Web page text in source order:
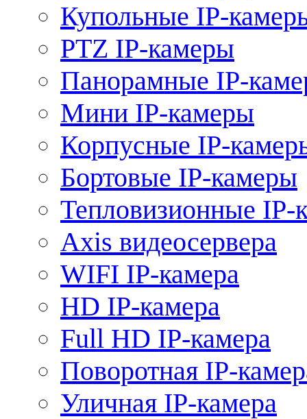
Купольные IP-
PTZ IP-камеры
Панорамные IP-
Мини IP-камеры
Корпусные IP-
Бортовые IP-камеры
Тепловизионные IP-
Axis видеосервера
WIFI IP-камера
HD IP-камера
Full HD IP-камера
Поворотная IP-
Уличная IP-камера